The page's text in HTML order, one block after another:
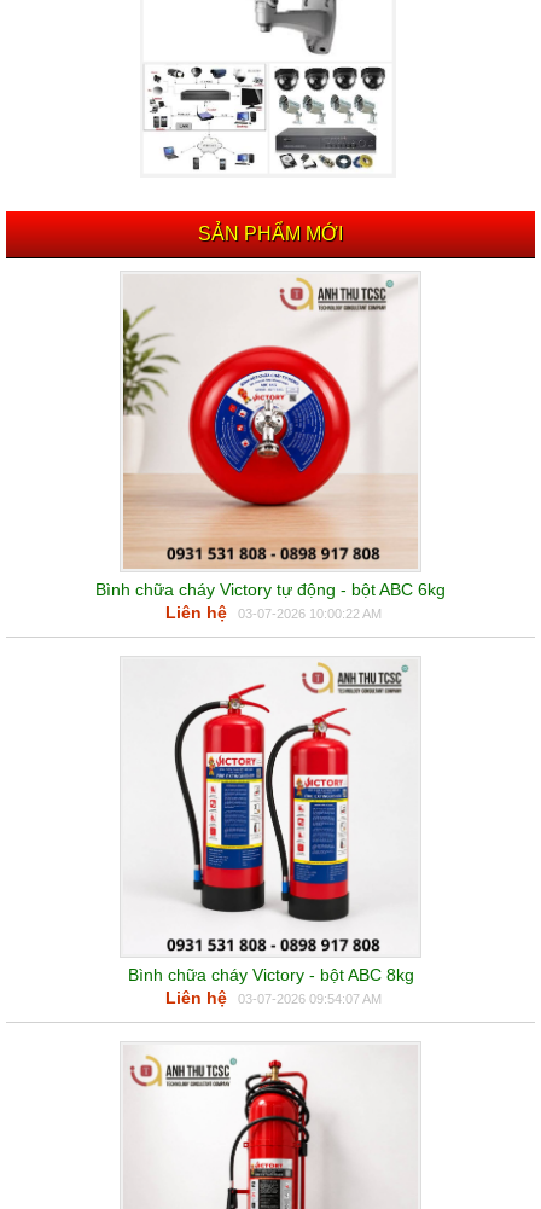
SẢN PHẨM MỚI
Bình chữa cháy Victory tự động - bột ABC 6kg
Liên hệ
03-07-2026 10:00:22 AM
Bình chữa cháy Victory - bột ABC 8kg
Liên hệ
03-07-2026 09:54:07 AM